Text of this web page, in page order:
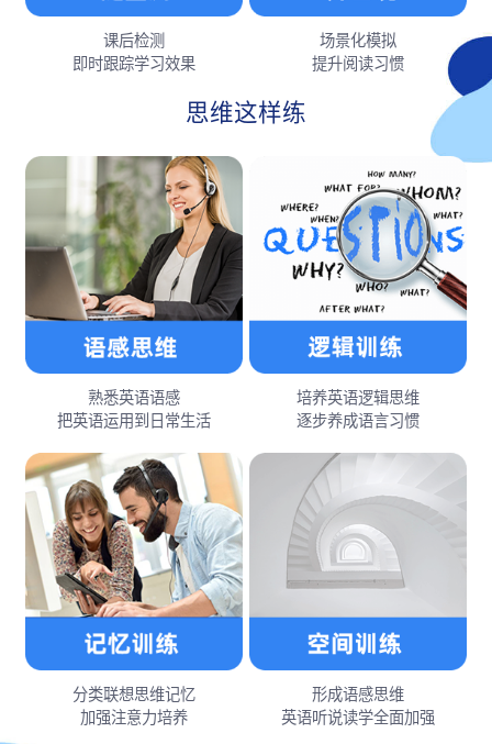
课后检测
即时跟踪学习效果
场景化模拟
提升阅读习惯
思维这样练
熟悉英语语感
把英语运用到日常生活
培养英语逻辑思维
逐步养成语言习惯
分类联想思维记忆
加强注意力培养
形成语感思维
英语听说读学全面加强